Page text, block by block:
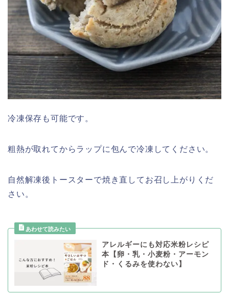
冷凍保存も可能です。
粗熱が取れてからラップに包んで冷凍してください。
自然解凍後トースターで焼き直してお召し上がりくだ
さい。
アレルギーにも対応米粉レシピ
本【卵・乳・小麦粉・アーモン
ド・くるみを使わない】